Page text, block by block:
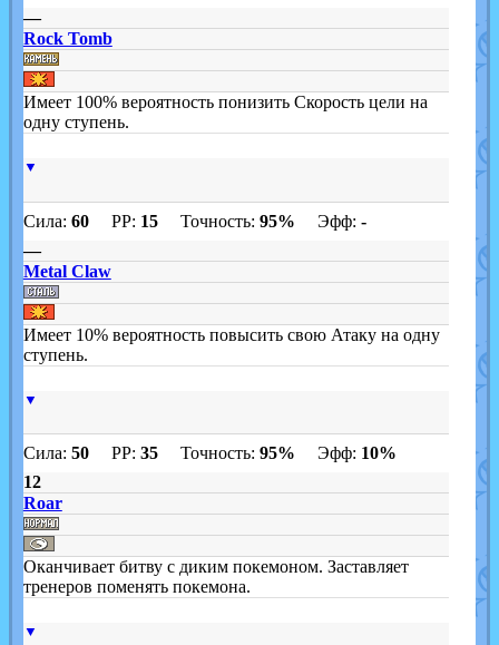
—
Rock Tomb
Имеет 100% вероятность понизить Скорость цели на
одну ступень.
▼
Сила: 60PP: 15Точность: 95% Эфф: -
—
Metal Claw
Имеет 10% вероятность повысить свою Атаку на одну
ступень.
▼
Сила: 50PP: 35Точность: 95% Эфф: 10%
12
Roar
Оканчивает битву с диким покемоном. Заставляет
тренеров поменять покемона.
▼